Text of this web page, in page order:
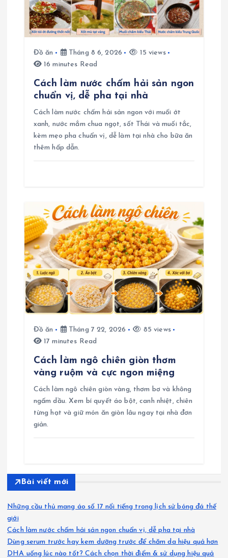
à
Đồ ăn Tháng 8 6, 2026
15 views
16 minutes Read
Cách làm nước chấm hải sản ngon
chuẩn vị, dễ pha tại nhà
Cách làm nước chấm hải sản ngon với muối ớt
xanh, nước mắm chua ngọt, sốt Thái và muối tắc,
kèm mẹo pha chuẩn vị, dễ làm tại nhà cho bữa ăn
thêm hấp dẫn.
Đồ ăn Tháng 7 22, 2026
85 views
17 minutes Read
Cách làm ngô chiên giòn thơm
vàng ruộm và cực ngon miệng
Cách làm ngô chiên giòn vàng, thơm bơ và không
ngấm dầu. Xem bí quyết áo bột, canh nhiệt, chiên
từng hạt và giữ món ăn giòn lâu ngay tại nhà đơn
giản.
Bài viết mới
Những cầu thủ mang áo số 17 nổi tiếng trong lịch sử bóng đá thế
giới
Cách làm nước chấm hải sản ngon chuẩn vị, dễ pha tại nhà
Dùng serum trước hay kem dưỡng trước để chăm da hiệu quả hơn
DHA uống lúc nào tốt? Cách chọn thời điểm & sử dụng hiệu quả